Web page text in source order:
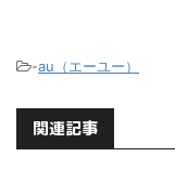
-au（エーユー）
関連記事